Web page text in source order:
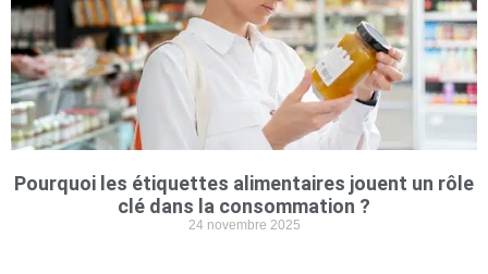
Pourquoi les étiquettes alimentaires jouent un rôle
clé dans la consommation ?
24 novembre 2025